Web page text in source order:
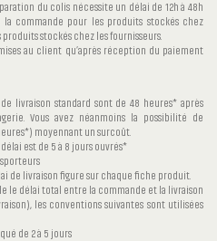
du colis nécessite un délai de 12h à 48h
commande pour les produits stockés chez
produits stockés chez les fournisseurs.
au client qu’après réception du paiement
livraison standard sont de 48 heures* après
Vous avez néanmoins la possibilité de
moyennant un surcoût.
délai est de 5 à 8 jours ouvrés*
de livraison figure sur chaque fiche produit.
le délai total entre la commande et la livraison
les conventions suivantes sont utilisées
de 2 à 5 jours